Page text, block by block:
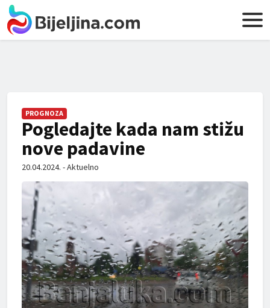
PROGNOZA
Pogledajte kada nam stižu
nove padavine
20.04.2024. - Aktuelno